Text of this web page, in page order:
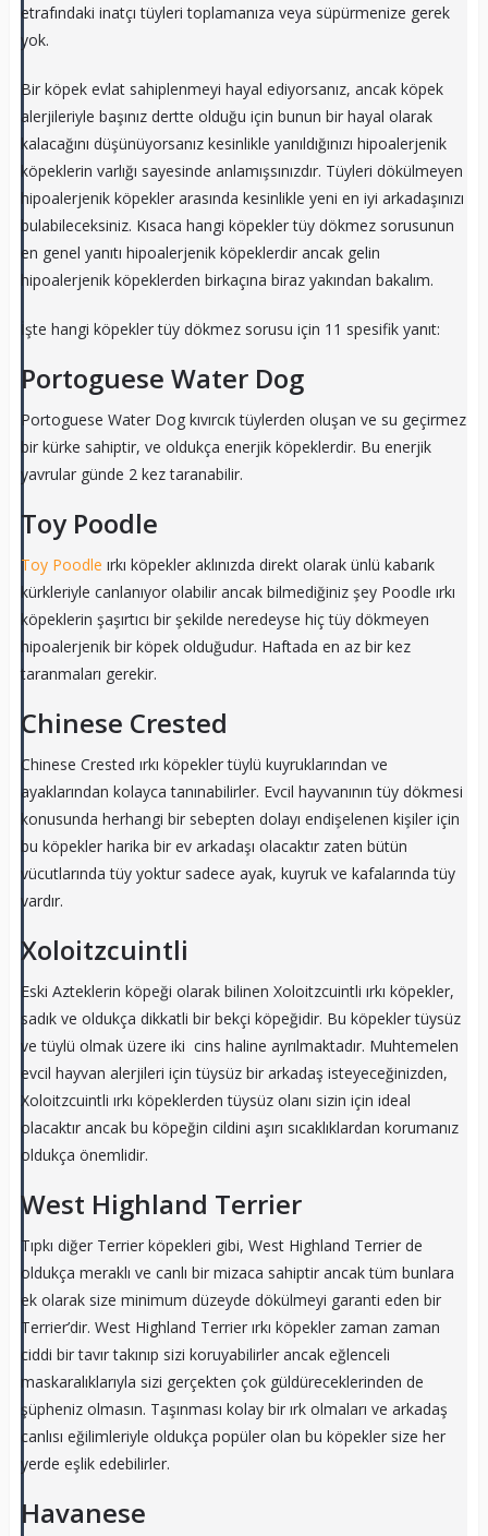
etrafındaki inatçı tüyleri toplamanıza veya süpürmenize gerek
yok.
Bir köpek evlat sahiplenmeyi hayal ediyorsanız, ancak köpek
alerjileriyle başınız dertte olduğu için bunun bir hayal olarak
kalacağını düşünüyorsanız kesinlikle yanıldığınızı hipoalerjenik
köpeklerin varlığı sayesinde anlamışsınızdır. Tüyleri dökülmeyen
hipoalerjenik köpekler arasında kesinlikle yeni en iyi arkadaşınızı
bulabileceksiniz. Kısaca hangi köpekler tüy dökmez sorusunun
en genel yanıtı hipoalerjenik köpeklerdir ancak gelin
hipoalerjenik köpeklerden birkaçına biraz yakından bakalım.
İşte hangi köpekler tüy dökmez sorusu için 11 spesifik yanıt:
Portoguese Water Dog
Portoguese Water Dog kıvırcık tüylerden oluşan ve su geçirmez
bir kürke sahiptir, ve oldukça enerjik köpeklerdir. Bu enerjik
yavrular günde 2 kez taranabilir.
Toy Poodle
Toy Poodle ırkı köpekler aklınızda direkt olarak ünlü kabarık
kürkleriyle canlanıyor olabilir ancak bilmediğiniz şey Poodle ırkı
köpeklerin şaşırtıcı bir şekilde neredeyse hiç tüy dökmeyen
hipoalerjenik bir köpek olduğudur. Haftada en az bir kez
taranmaları gerekir.
Chinese Crested
Chinese Crested ırkı köpekler tüylü kuyruklarından ve
ayaklarından kolayca tanınabilirler. Evcil hayvanının tüy dökmesi
konusunda herhangi bir sebepten dolayı endişelenen kişiler için
bu köpekler harika bir ev arkadaşı olacaktır zaten bütün
vücutlarında tüy yoktur sadece ayak, kuyruk ve kafalarında tüy
vardır.
Xoloitzcuintli
Eski Azteklerin köpeği olarak bilinen Xoloitzcuintli ırkı köpekler,
sadık ve oldukça dikkatli bir bekçi köpeğidir. Bu köpekler tüysüz
ve tüylü olmak üzere iki cins haline ayrılmaktadır. Muhtemelen
evcil hayvan alerjileri için tüysüz bir arkadaş isteyeceğinizden,
Xoloitzcuintli ırkı köpeklerden tüysüz olanı sizin için ideal
olacaktır ancak bu köpeğin cildini aşırı sıcaklıklardan korumanız
oldukça önemlidir.
West Highland Terrier
Tıpkı diğer Terrier köpekleri gibi, West Highland Terrier de
oldukça meraklı ve canlı bir mizaca sahiptir ancak tüm bunlara
ek olarak size minimum düzeyde dökülmeyi garanti eden bir
Terrier’dir. West Highland Terrier ırkı köpekler zaman zaman
ciddi bir tavır takınıp sizi koruyabilirler ancak eğlenceli
maskaralıklarıyla sizi gerçekten çok güldüreceklerinden de
şüpheniz olmasın. Taşınması kolay bir ırk olmaları ve arkadaş
canlısı eğilimleriyle oldukça popüler olan bu köpekler size her
yerde eşlik edebilirler.
Havanese